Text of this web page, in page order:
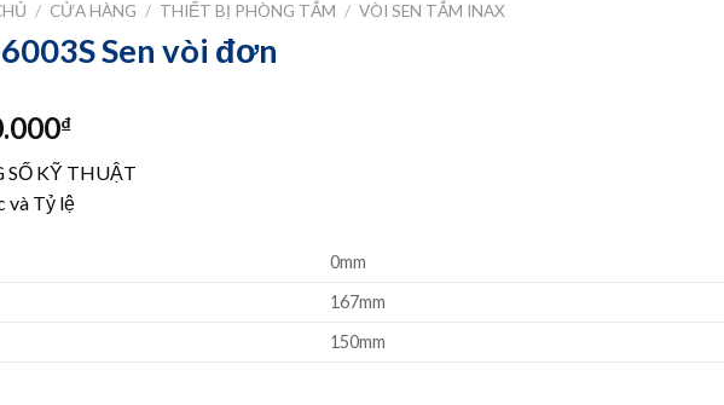
/ CỬA HÀNG / THIẾT BỊ PHÒNG TẮM / VÒI SEN TẮM INAX
Sen vòi đơn
₫
SỐ KỸ THUẬT
và Tỷ lệ
0mm
167mm
150mm